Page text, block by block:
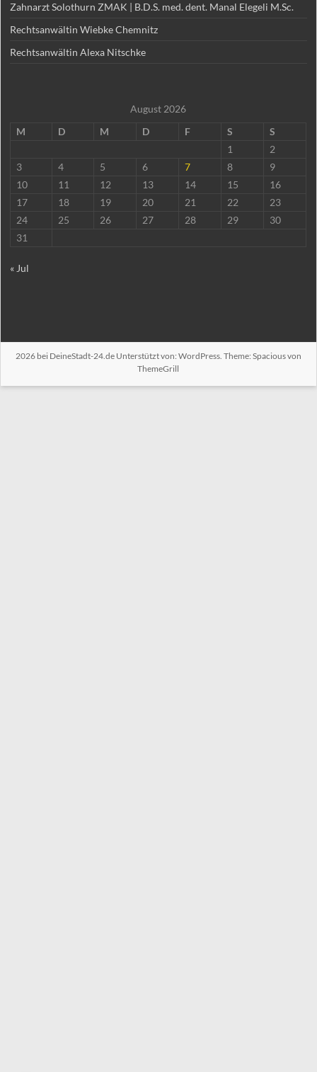
Zahnarzt Solothurn ZMAK | B.D.S. med. dent. Manal Elegeli M.Sc.
Rechtsanwältin Wiebke Chemnitz
Rechtsanwältin Alexa Nitschke
August 2026
M
D M D F S
S
1
2
3
4 5 6 7 8
9
10
11 12 13 14 15
16
17
18 19 20 21 22
23
24
25 26 27 28 29
30
31
« Jul
2026 bei DeineStadt-24.deUnterstützt von: WordPress. Theme: Spacious von
ThemeGrill